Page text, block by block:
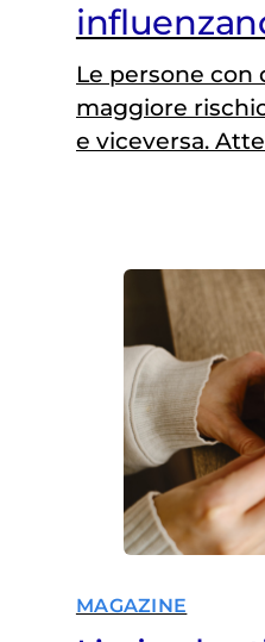
Le persone con
maggiore
e viceversa.
MAGAZINE